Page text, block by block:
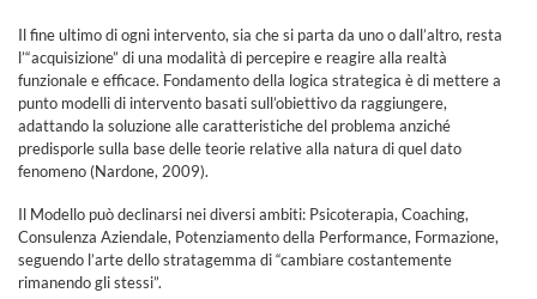
Il fine ultimo di ogni intervento, sia che si parta da uno o dall’altro, resta
l’“acquisizione” di una modalità di percepire e reagire alla realtà
funzionale e efficace. Fondamento della logica strategica è di mettere a
punto modelli di intervento basati sull’obiettivo da raggiungere,
adattando la soluzione alle caratteristiche del problema anziché
predisporle sulla base delle teorie relative alla natura di quel dato
fenomeno (Nardone, 2009).
Il Modello può declinarsi nei diversi ambiti: Psicoterapia, Coaching,
Consulenza Aziendale, Potenziamento della Performance, Formazione,
seguendo l’arte dello stratagemma di “cambiare costantemente
rimanendo gli stessi”.